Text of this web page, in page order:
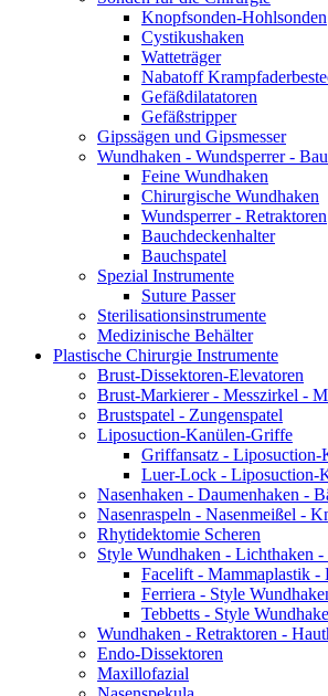
Knopfsonden-Hohlsonden
Cystikushaken
Watteträger
Nabatoff
Gefäßdilatatoren
Gefäßstripper
Gipssägen und Gipsmesser
Wundhaken - Wundsperrer -
Feine Wundhaken
Chirurgische Wundhaken
Wundsperrer - Retraktoren
Bauchdeckenhalter
Bauchspatel
Spezial Instrumente
Suture Passer
Sterilisationsinstrumente
Medizinische Behälter
Plastische Chirurgie Instrumente
Brust-Dissektoren-Elevatoren
Brust-Markierer - Messzirkel -
Brustspatel - Zungenspatel
Liposuction-Kanülen-Griffe
Griffansatz - Liposuction-
Luer-Lock - Liposuction-
Nasenhaken - Daumenhaken -
Nasenraspeln - Nasenmeißel -
Rhytidektomie Scheren
Style Wundhaken - Lichthaken
Facelift - Mammaplastik -
Ferriera - Style
Tebbetts - Style
Wundhaken - Retraktoren -
Endo-Dissektoren
Maxillofazial